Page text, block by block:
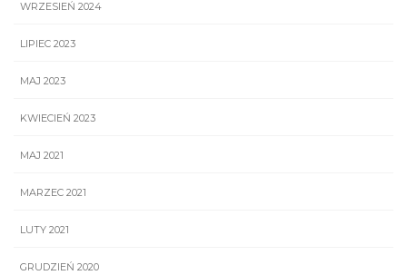
WRZESIEŃ 2024
LIPIEC 2023
MAJ 2023
KWIECIEŃ 2023
MAJ 2021
MARZEC 2021
LUTY 2021
GRUDZIEŃ 2020